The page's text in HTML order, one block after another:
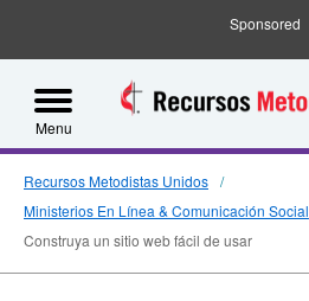
Sponsored
Menu
Recursos Metodistas Unidos
Ministerios En Línea & Comunicación Social
Construya un sitio web fácil de usar